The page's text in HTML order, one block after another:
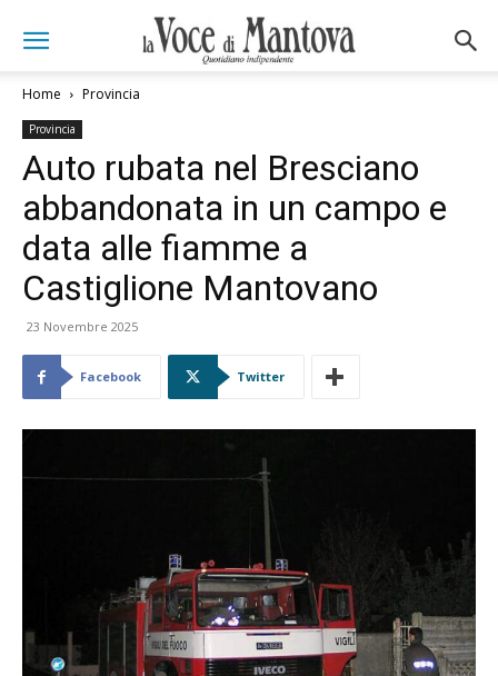
Home Provincia
Provincia
Auto rubata nel Bresciano
abbandonata in un campo e
data alle fiamme a
Castiglione Mantovano
23 Novembre 2025
Facebook Twitter